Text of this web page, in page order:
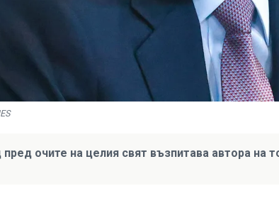
очите на целия свят възпитава автора на